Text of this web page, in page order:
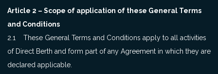
Article 2 – Scope of application of these General Terms
and Conditions
2.1 These General Terms and Conditions apply to all activities
of Direct Berth and form part of any Agreement in which they are
declared applicable.